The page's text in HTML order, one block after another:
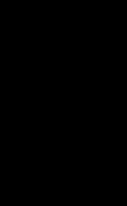
настроила
принесли точно